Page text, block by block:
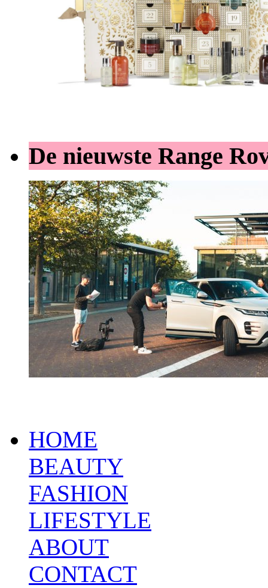
De nieuwste Range
HOME
BEAUTY
FASHION
LIFESTYLE
ABOUT
CONTACT